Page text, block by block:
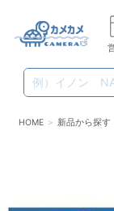
HOME 新品から探す